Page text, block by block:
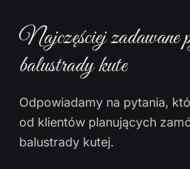
Najczęściej zadawane
balustrady kute
Odpowiadamy na pytania,
od klientów planujących
balustrady kutej.